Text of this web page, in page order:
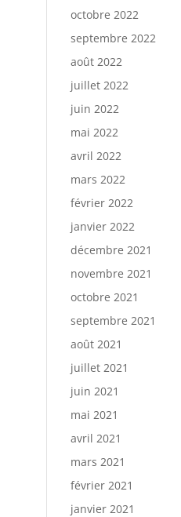
octobre 2022
septembre 2022
août 2022
juillet 2022
juin 2022
mai 2022
avril 2022
mars 2022
février 2022
janvier 2022
décembre 2021
novembre 2021
octobre 2021
septembre 2021
août 2021
juillet 2021
juin 2021
mai 2021
avril 2021
mars 2021
février 2021
janvier 2021